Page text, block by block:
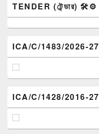
TENDER (টেন্ডার) 🛠️⚙️
ICA/C/1483/2026-27
ICA/C/1428/2016-27